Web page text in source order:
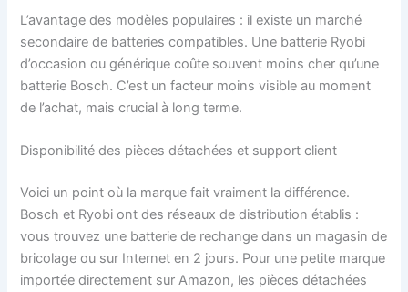
L’avantage des modèles populaires : il existe un marché
secondaire de batteries compatibles. Une batterie Ryobi
d’occasion ou générique coûte souvent moins cher qu’une
batterie Bosch. C’est un facteur moins visible au moment
de l’achat, mais crucial à long terme.
Disponibilité des pièces détachées et support client
Voici un point où la marque fait vraiment la différence.
Bosch et Ryobi ont des réseaux de distribution établis :
vous trouvez une batterie de rechange dans un magasin de
bricolage ou sur Internet en 2 jours. Pour une petite marque
importée directement sur Amazon, les pièces détachées